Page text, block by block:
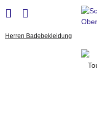
Herren Badebekleidung